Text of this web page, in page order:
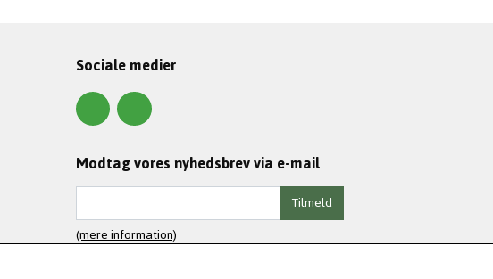
Sociale medier
Modtag vores nyhedsbrev via e-mail
Tilmeld
(mere information)